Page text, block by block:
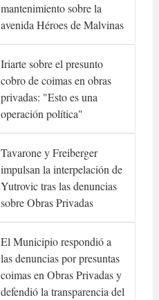
mantenimiento sobre la
avenida Héroes de Malvinas
Iriarte sobre el presunto
cobro de coimas en obras
privadas: "Esto es una
operación política"
Tavarone y Freiberger
impulsan la interpelación de
Yutrovic tras las denuncias
sobre Obras Privadas
El Municipio respondió a
las denuncias por presuntas
coimas en Obras Privadas y
defendió la transparencia del